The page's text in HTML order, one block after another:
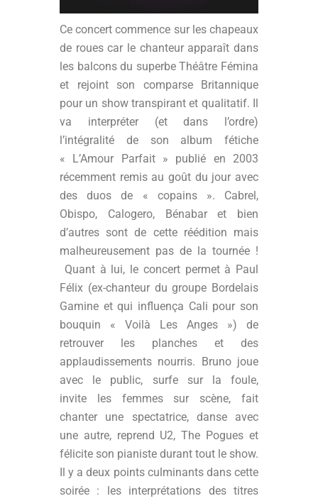
Ce concert commence sur les chapeaux
de roues car le chanteur apparaît dans
les balcons du superbe Théâtre Fémina
et rejoint son comparse Britannique
pour un show transpirant et qualitatif. Il
va interpréter (et dans l’ordre)
l’intégralité de son album fétiche
« L’Amour Parfait » publié en 2003
récemment remis au goût du jour avec
des duos de « copains ». Cabrel,
Obispo, Calogero, Bénabar et bien
d’autres sont de cette réédition mais
malheureusement pas de la tournée !
Quant à lui, le concert permet à Paul
Félix (ex-chanteur du groupe Bordelais
Gamine et qui influença Cali pour son
bouquin « Voilà Les Anges ») de
retrouver les planches et des
applaudissements nourris. Bruno joue
avec le public, surfe sur la foule,
invite les femmes sur scène, fait
chanter une spectatrice, danse avec
une autre, reprend U2, The Pogues et
félicite son pianiste durant tout le show.
Il y a deux points culminants dans cette
soirée : les interprétations des titres